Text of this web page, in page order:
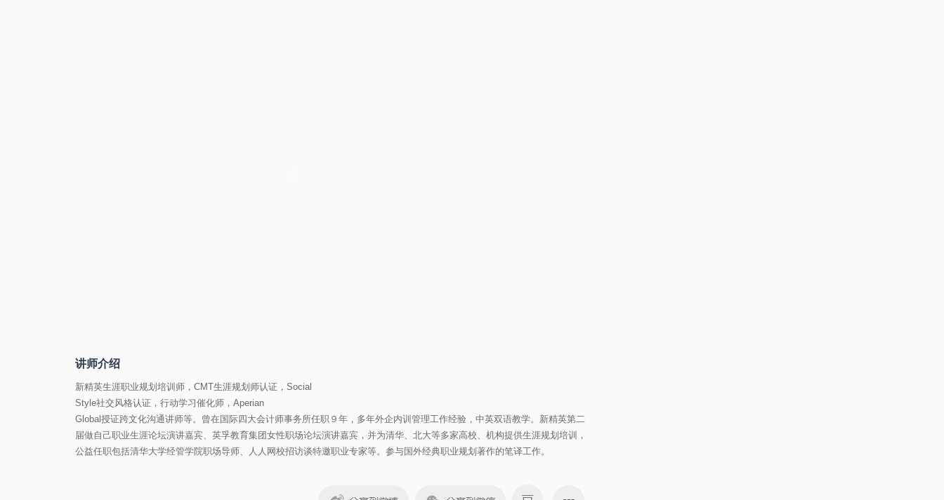
讲师介绍
新精英生涯职业规划培训师，CMT生涯规划师认证，Social
Style社交风格认证，行动学习催化师，Aperian
Global授证跨文化沟通讲师等。曾在国际四大会计师事务所任职９年，多年外企内训管理工作经验，中英双语教学。新精英第二
届做自己职业生涯论坛演讲嘉宾、英孚教育集团女性职场论坛演讲嘉宾，并为清华、北大等多家高校、机构提供生涯规划培训，
公益任职包括清华大学经管学院职场导师、人人网校招访谈特邀职业专家等。参与国外经典职业规划著作的笔译工作。